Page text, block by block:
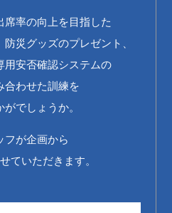
席率の向上を目指した
災グッズのプレゼント、
用安否確認システムの
合わせた訓練を
でしょうか。
フが企画から
ていただきます。